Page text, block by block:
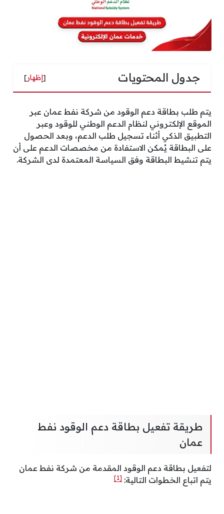
جدول المحتويات [إظهار]
يتم طلب بطاقة دعم الوقود من شركة نفط عمان عبر
الموقع الإلكتروني لنظام الدعم الوطني للوقود وعبر
التطبيق الذكي أثناء تسجيل طلب الدعم، وبعد الحصول
على البطاقة يُمكن الاستفادة من مخصصات الدعم على أن
يتم تنشيط البطاقة وفق السياسة المعتمدة لدى الشركة.
طريقة تفعيل بطاقة دعم الوقود نفط
عمان
لتفعيل بطاقة دعم الوقود المقدمة من شركة نفط عمان
يتم اتباع الخطوات التالية: [1]